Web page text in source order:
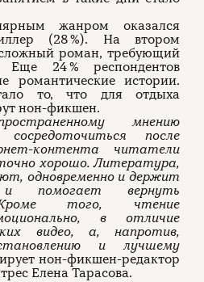
жанром оказался
(28 %). На втором
роман, требующий
Еще 24 % респондентов
романтические истории.
то, что для отдыха
нон-фикшен.
мнению
после
контента читатели
хорошо. Литература,
одновременно и держит
помогает вернуть
того, чтение
в отличие
видео, а, напротив,
и лучшему
нон-фикшен-редактор
Елена Тарасова.